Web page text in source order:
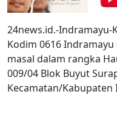
24news.id.-Indramayu-
Kodim 0616
masal dalam rangka
009/04 Blok Buyut
Kecamatan/